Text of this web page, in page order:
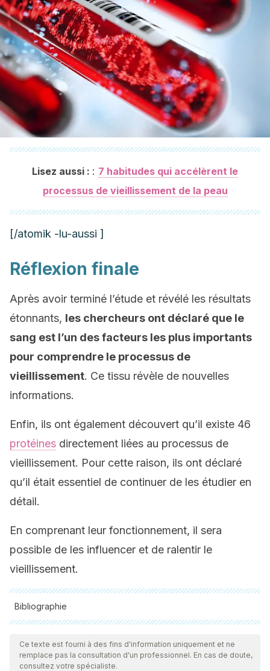
Lisez aussi : : 7 habitudes qui accélèrent le
processus de vieillissement de la peau
[/atomik -lu-aussi ]
Réflexion finale
Après avoir terminé l’étude et révélé les résultats
étonnants, les chercheurs ont déclaré que le
sang est l’un des facteurs les plus importants
pour comprendre le processus de
vieillissement. Ce tissu révèle de nouvelles
informations.
Enfin, ils ont également découvert qu’il existe 46
protéines directement liées au processus de
vieillissement. Pour cette raison, ils ont déclaré
qu’il était essentiel de continuer de les étudier en
détail.
En comprenant leur fonctionnement, il sera
possible de les influencer et de ralentir le
vieillissement.
Bibliographie
Toutes les sources citées ont été examinées en profondeur
par notre équipe pour garantir leur qualité, leur fiabilité, leur
actualité et leur validité. La bibliographie de cet article a été
Ce texte est fourni à des fins d'information uniquement et ne
remplace pas la consultation d'un professionnel. En cas de doute,
consultez votre spécialiste.